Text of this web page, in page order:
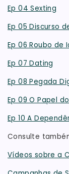
Ep 04 Sexting
Ep 05 Discurso
Ep 06 Roubo de
Ep 07 Dating
Ep 08 Pegada
Ep 09 O Papel
Ep 10 A
Consulte
Vídeos sobre a